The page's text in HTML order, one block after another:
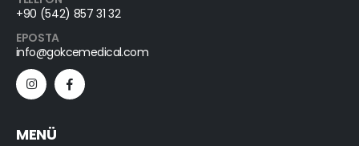
+90 (542) 857 31 32
EPOSTA
info@gokcemedical.com
MENÜ